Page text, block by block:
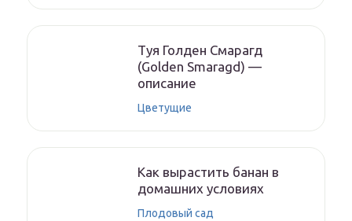
Туя Голден Смарагд
(Golden Smaragd) —
описание
Цветущие
Как вырастить банан в
домашних условиях
Плодовый сад